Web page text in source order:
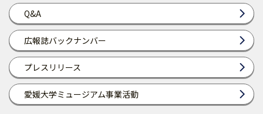
Q&A
広報誌バックナンバー
プレスリリース
愛媛大学ミュージアム事業活動